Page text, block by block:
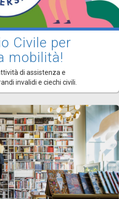
Civile per
mobilità!
di assistenza e
invalidi e ciechi civili.